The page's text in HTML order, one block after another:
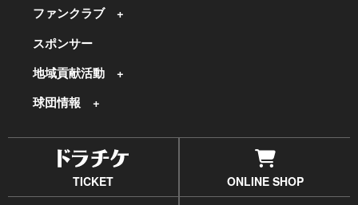
ファンクラブ
スポンサー
地域貢献活動
球団情報
TICKET ONLINE SHOP